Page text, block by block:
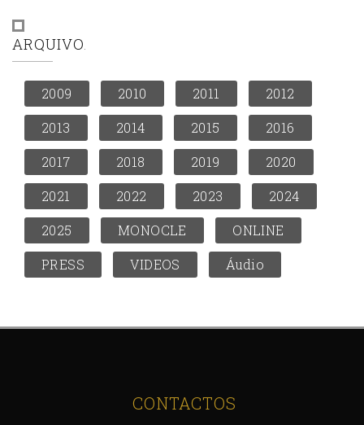
ARQUIVO
2009 2010 2011
2012
2013
2014 2015
2016
2017
2018 2019
2020
2021
2022 2023
2024
2025
MONOCLE
ONLINE
PRESS
VIDEOS Áudio
CONTACTOS